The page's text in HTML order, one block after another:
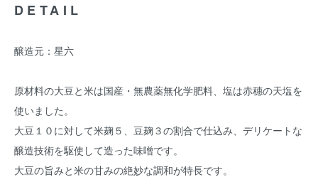
DETAIL
醸造元：星六
原材料の大豆と米は国産・無農薬無化学肥料、塩は赤穗の天塩を
使いました。
大豆１０に対して米麹５、豆麹３の割合で仕込み、デリケートな
醸造技術を駆使して造った味噌です。
大豆の旨みと米の甘みの絶妙な調和が特長です。